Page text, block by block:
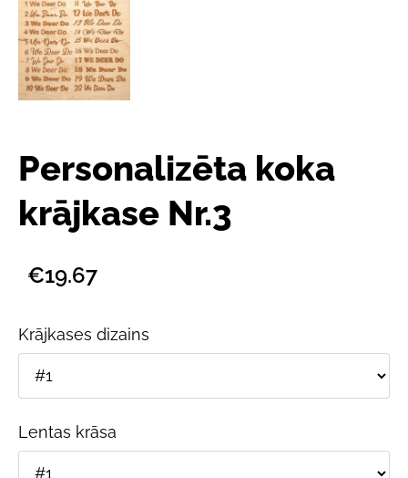
Personalizēta koka
krājkase Nr.3
€19.67
Krājkases dizains
Lentas krāsa